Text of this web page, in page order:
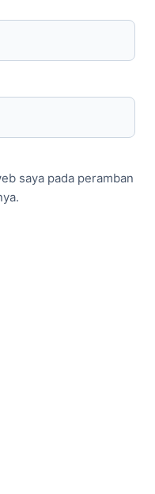
saya pada peramban